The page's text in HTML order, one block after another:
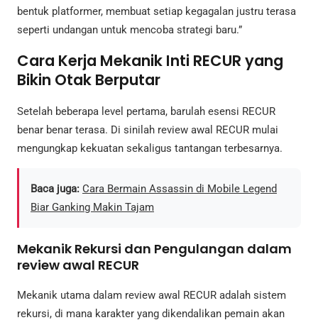
bentuk platformer, membuat setiap kegagalan justru terasa
seperti undangan untuk mencoba strategi baru.”
Cara Kerja Mekanik Inti RECUR yang
Bikin Otak Berputar
Setelah beberapa level pertama, barulah esensi RECUR
benar benar terasa. Di sinilah review awal RECUR mulai
mengungkap kekuatan sekaligus tantangan terbesarnya.
Baca juga: Cara Bermain Assassin di Mobile Legend
Biar Ganking Makin Tajam
Mekanik Rekursi dan Pengulangan dalam
review awal RECUR
Mekanik utama dalam review awal RECUR adalah sistem
rekursi, di mana karakter yang dikendalikan pemain akan